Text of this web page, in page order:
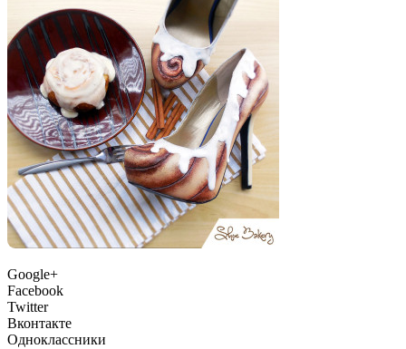
Google+
Facebook
Twitter
Вконтакте
Одноклассники